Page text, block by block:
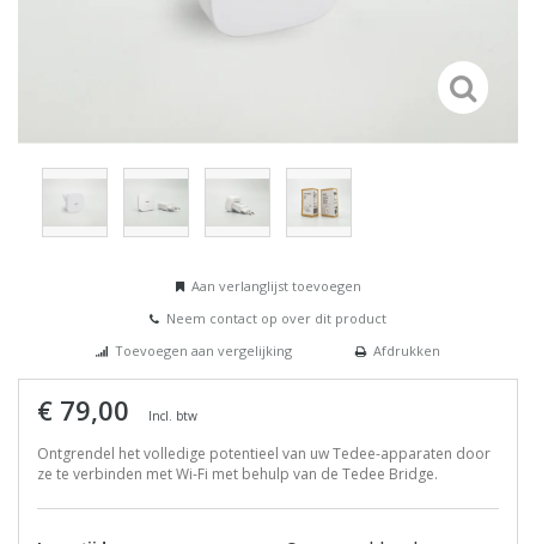
Aan verlanglijst toevoegen
Neem contact op over dit product
Toevoegen aan vergelijking
Afdrukken
€ 79,00 Incl. btw
Ontgrendel het volledige potentieel van uw Tedee-apparaten door
ze te verbinden met Wi-Fi met behulp van de Tedee Bridge.